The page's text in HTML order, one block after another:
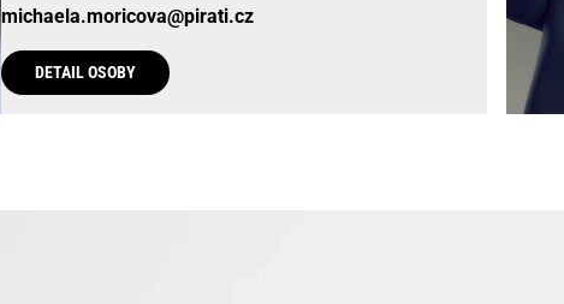
michaela.moricova@pirati.cz
DETAIL OSOBY